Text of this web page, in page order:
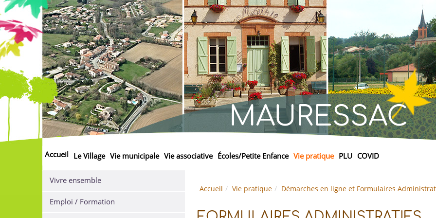
MAURESSAC
Accueil Le Village Vie municipale Vie associative Écoles/Petite Enfance Vie pratique PLU COVID
Accueil Vie pratique Démarches en ligne et Formulaires
Vivre ensemble
Emploi / Formation